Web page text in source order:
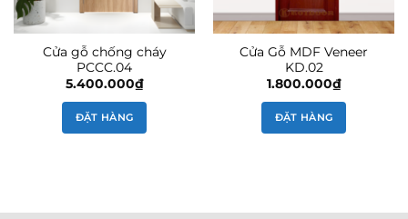
Cửa gỗ chống cháy
PCCC.04
5.400.000₫
ĐẶT HÀNG
Cửa Gỗ MDF Veneer
KD.02
1.800.000₫
ĐẶT HÀNG